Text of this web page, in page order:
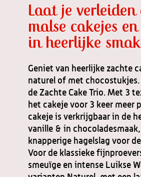
Laat je verleiden
malse cakejes
in heerlijke
Geniet van heerlijke zachte
naturel of met
de Zachte Cake Trio. Met 3
het cakeje voor 3 keer meer
cakeje is verkrijgbaar in de
vanille & in
knapperige hagelslag voor
Voor de klassieke
smeuïge en intense Luikse